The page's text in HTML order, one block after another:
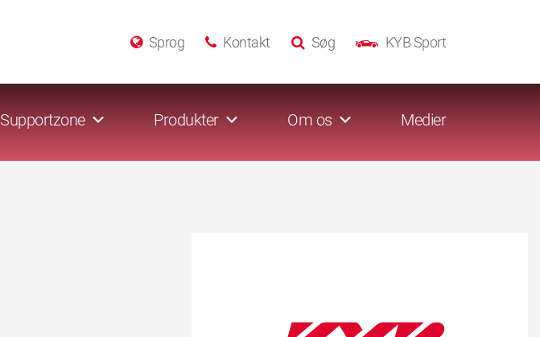
KYB Sport
Søg
Kontakt
Sprog
Supportzone Produkter Om os Medier